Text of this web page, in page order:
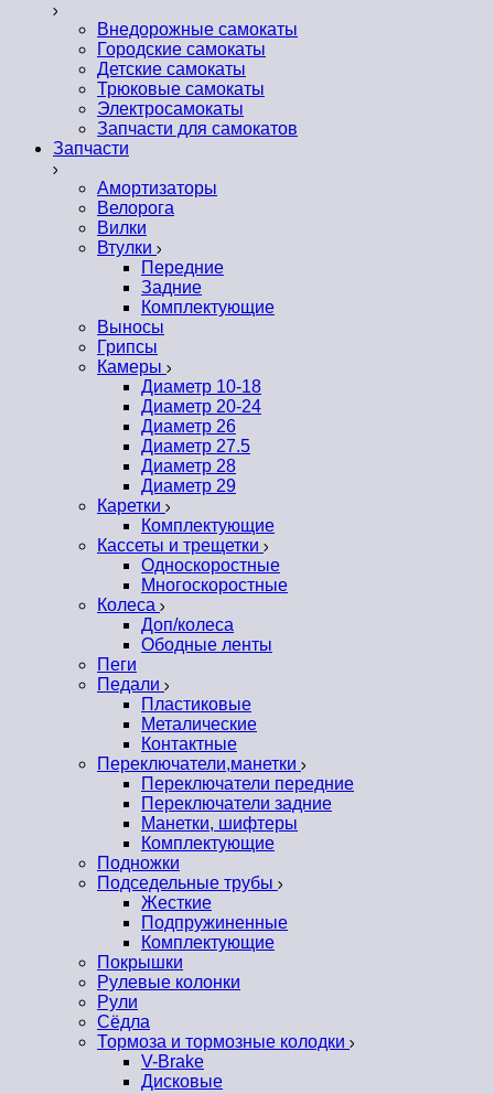
Внедорожные самокаты
Городские самокаты
Детские самокаты
Трюковые самокаты
Электросамокаты
Запчасти для самокатов
Запчасти
Амортизаторы
Велорога
Вилки
Втулки
Передние
Задние
Комплектующие
Выносы
Грипсы
Камеры
Диаметр 10-18
Диаметр 20-24
Диаметр 26
Диаметр 27.5
Диаметр 28
Диаметр 29
Каретки
Комплектующие
Кассеты и трещетки
Односкоростные
Многоскоростные
Колеса
Доп/колеса
Ободные ленты
Пеги
Педали
Пластиковые
Металические
Контактные
Переключатели,манетки
Переключатели передние
Переключатели задние
Манетки, шифтеры
Комплектующие
Подножки
Подседельные трубы
Жесткие
Подпружиненные
Комплектующие
Покрышки
Рулевые колонки
Рули
Сёдла
Тормоза и тормозные колодки
V-Brake
Дисковые